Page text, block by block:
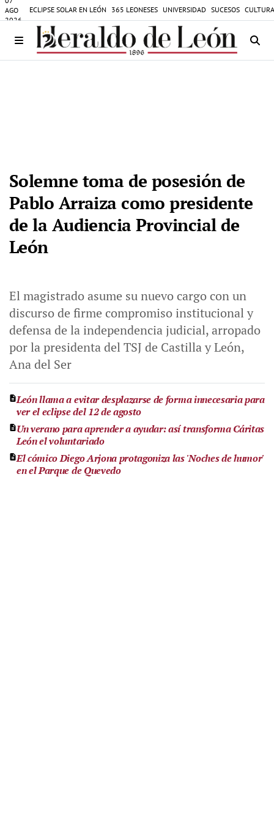
AGO
2026
ECLIPSE SOLAR EN LEÓN 365 LEONESES UNIVERSIDAD SUCESOS
Solemne toma de posesión de
Pablo Arraiza como presidente
de la Audiencia Provincial de
León
El magistrado asume su nuevo cargo con un
discurso de firme compromiso institucional y
defensa de la independencia judicial, arropado
por la presidenta del TSJ de Castilla y León,
Ana del Ser
León llama a evitar desplazarse de forma innecesaria para
ver el eclipse del 12 de agosto
Un verano para aprender a ayudar: así transforma Cáritas
León el voluntariado
El cómico Diego Arjona protagoniza las 'Noches de humor'
en el Parque de Quevedo